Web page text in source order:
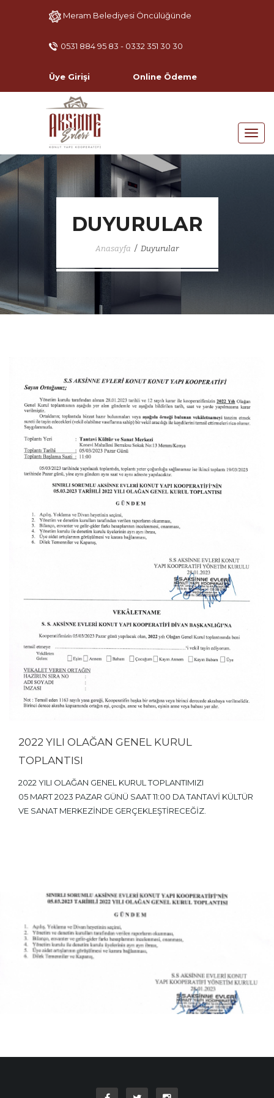
Meram Belediyesi Öncülüğünde
0531 884 95 83 - 0332 351 30 30
Üye Girişi Online Ödeme
DUYURULAR
Anasayfa / Duyurular
2022 YILI OLAĞAN GENEL KURUL
TOPLANTISI
2022 YILI OLAĞAN GENEL KURUL TOPLANTIMIZI
05 MART 2023 PAZAR GÜNÜ SAAT 11:00 DA TANTAVİ KÜLTÜR
VE SANAT MERKEZİNDE GERÇEKLEŞTİRECEĞİZ.